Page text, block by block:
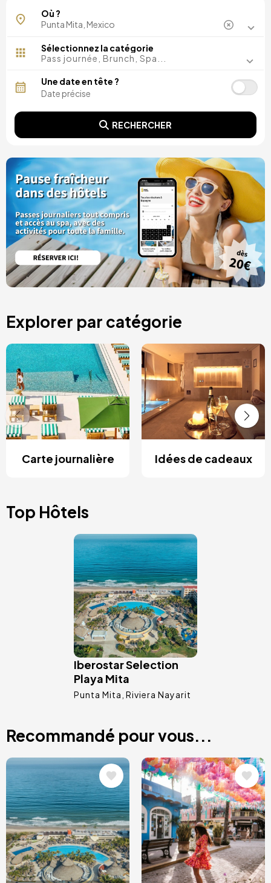
Où ?
Sélectionnez la catégorie
Pass journée, Brunch, Spa...
Une date en tête ?
RECHERCHER
Explorer par catégorie
Carte journalière Idées de cadeaux
Top Hôtels
Image
Iberostar Selection
Playa Mita
Punta Mita Riviera Nayarit
Recommandé pour vous...
Image Image